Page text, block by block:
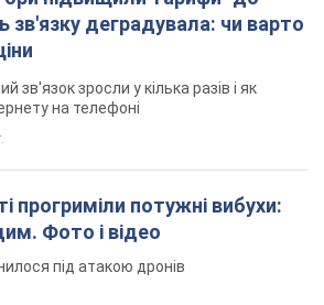
Фото і відео
під атакою дронів
стався вибух у
є постраждалі
на морській міні